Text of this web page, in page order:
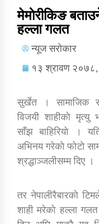
Trending Now
कुषि
डिभिजन
मेमाेरीकिङ
हल्ला गलत
न्यूज सरोकार
१३ श्रावण
सुर्खेत । सामाजिक
विजयी शाहीकाे
साँझ बाहिरियाे ।
अभिनय गरेकाे फाेटाे
श्रद्धाञ्जलीसम्म दिए ।
तर नेपालीरैबारकाे
शाही मरेकाे हल्ला